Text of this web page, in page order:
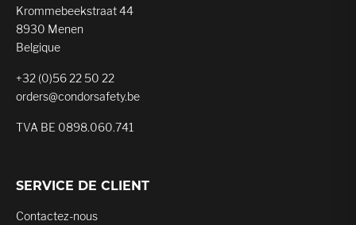
Krommebeekstraat 44
8930 Menen
Belgique
+32 (0)56 22 50 22
orders@condorsafety.be
TVA BE 0898.060.741
SERVICE DE CLIENT
Contactez-nous